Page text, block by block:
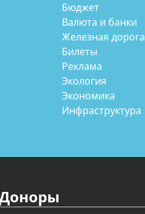
Бюджет
Валюта и банки
Железная дорога
Билеты
Реклама
Экология
Экономика
Инфраструктура